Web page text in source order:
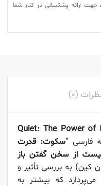
ارائه پشتیبانی در کنار شما
(0)
Quiet: The Power of
فارسی “سکوت: قدرت
نیست از سخن گفتن باز
کین) به بررسی تأثیر و
می‌پردازد که بیشتر به